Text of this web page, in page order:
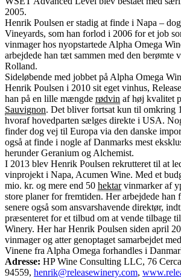
2005.
Henrik Poulsen er stadig at finde i Napa –
Vineyards, som han forlod i 2006 for et job
vinmager hos nyopstartede Alpha Omega
arbejdede han tæt sammen med den berømte
Rolland.
Sideløbende med jobbet på Alpha Omega
Henrik Poulsen i 2010 sit eget vinhus,
han på en lille mængde rødvin af høj kvalitet
Sauvignon. Det bliver fortsat kun til omkring
hvoraf hovedparten sælges direkte i USA.
finder dog vej til Europa via den danske
også at finde i nogle af Danmarks mest
herunder Geranium og Alchemist.
I 2013 blev Henrik Poulsen rekrutteret til at
vinprojekt i Napa, Acumen Wine. Med et
mio. kr. og mere end 50 hektarvinmarker af
store planer for fremtiden. Her arbejdede han
senere også som ansvarshavende direktør,
præsenteret for et tilbud om at vende tilbage
Winery. Her har Henrik Poulsen siden april
vinmager og atter genoptaget samarbejdet
Vinene fra Alpha Omega forhandles i
Adresse: HP Wine Consulting LLC, 76
94559, henrik@releasewinery.com,